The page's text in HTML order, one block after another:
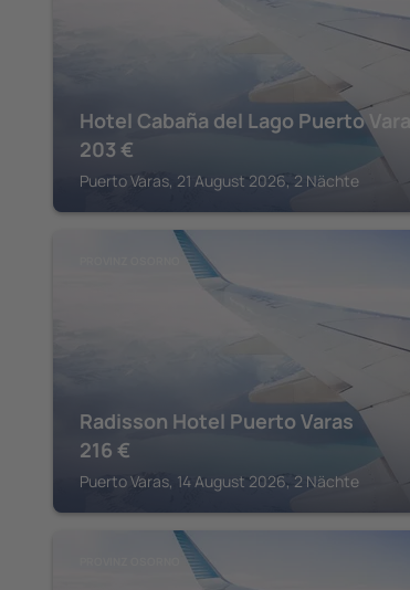
Hotel Cabaña del Lago Puerto Varas
203 €
Puerto Varas, 21 August 2026, 2 Nächte
Radisson Hotel Puerto Varas
216 €
Puerto Varas, 14 August 2026, 2 Nächte